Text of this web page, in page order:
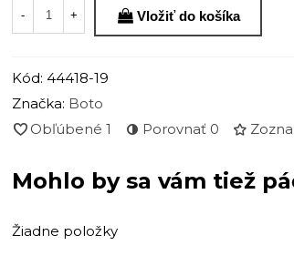
- + Vložiť do košíka
Kód: 44418-19
Značka: Boto
Obľúbené 1 Porovnať 0
Mohlo by sa vám tiež
Žiadne položky